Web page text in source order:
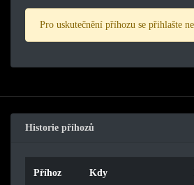
Pro uskutečnění příhozu se přihlašte
Historie příhozů
Příhoz Kdy